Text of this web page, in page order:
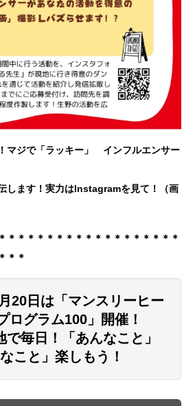
マジで「ラッキー」 インフルエンサー
します！実力はInstagramを見て！（画
＊＊＊＊＊＊＊＊＊＊＊＊＊＊＊＊＊＊
＊＊
20日は「マンスリーヒー
ログラム100」開催！
毎日！「あんなこと」
なこと」楽しもう！